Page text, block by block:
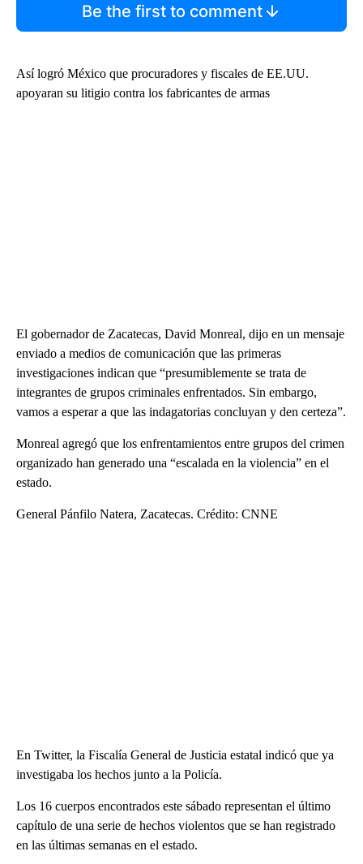
Be the first to comment
Así logró México que procuradores y fiscales de EE.UU.
apoyaran su litigio contra los fabricantes de armas
El gobernador de Zacatecas, David Monreal, dijo en un mensaje
enviado a medios de comunicación que las primeras
investigaciones indican que “presumiblemente se trata de
integrantes de grupos criminales enfrentados. Sin embargo,
vamos a esperar a que las indagatorias concluyan y den certeza”.
Monreal agregó que los enfrentamientos entre grupos del crimen
organizado han generado una “escalada en la violencia” en el
estado.
General Pánfilo Natera, Zacatecas. Crédito: CNNE
En Twitter, la Fiscalía General de Justicia estatal indicó que ya
investigaba los hechos junto a la Policía.
Los 16 cuerpos encontrados este sábado representan el último
capítulo de una serie de hechos violentos que se han registrado
en las últimas semanas en el estado.